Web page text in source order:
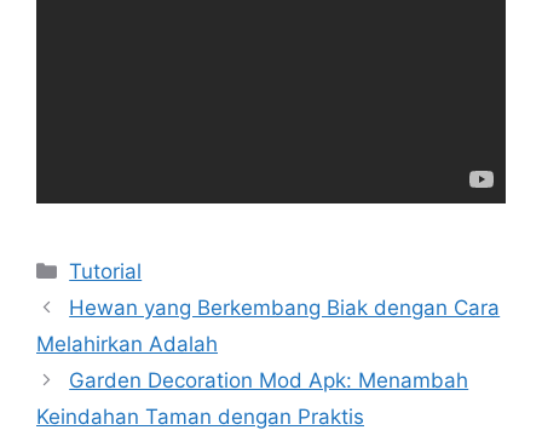
Kategori
Tutorial
Hewan yang Berkembang Biak dengan Cara
Melahirkan Adalah
Garden Decoration Mod Apk: Menambah
Keindahan Taman dengan Praktis